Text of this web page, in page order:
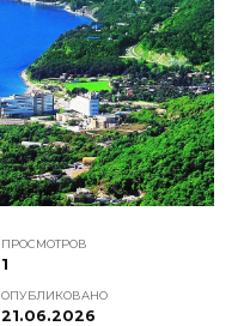
ПРОСМОТРОВ
1
ОПУБЛИКОВАНО
21.06.2026